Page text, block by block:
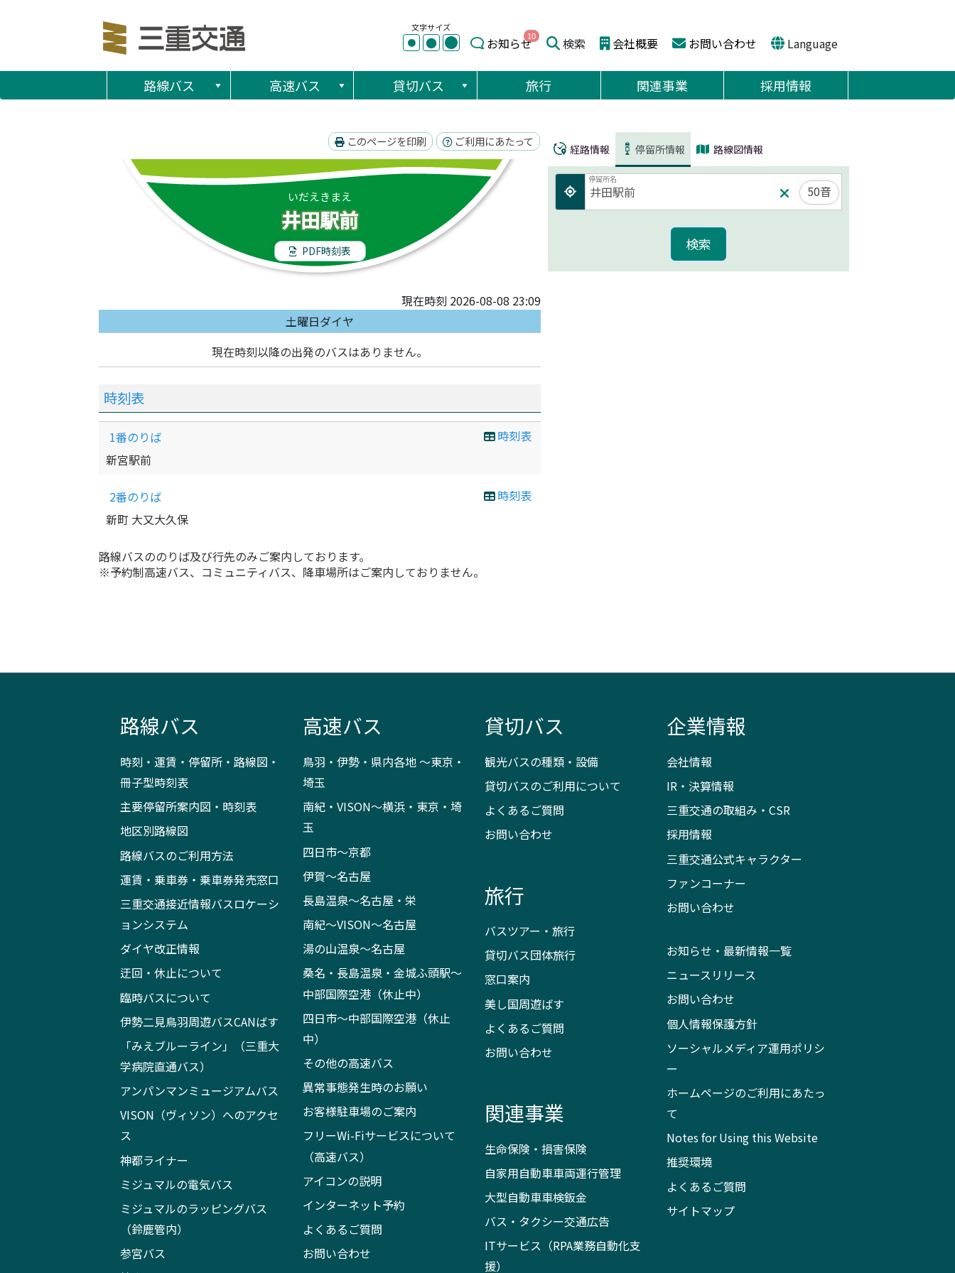
文字サイズ
● ● ● お知らせ10 検索 会社概要 お問い合わせ Language
路線バス 高速バス 貸切バス 旅行 関連事業 採用情報
このページを印刷 ご利用にあたって
いだえきまえ
井田駅前
PDF時刻表
現在時刻 2026-08-08 23:09
土曜日ダイヤ
現在時刻以降の出発のバスはありません。
時刻表
時刻表
1番のりば
新宮駅前
時刻表
2番のりば
新町 大又大久保
路線バスののりば及び行先のみご案内しております。
※予約制高速バス、コミュニティバス、降車場所はご案内しておりません。
経路情報 停留所情報 路線図情報
停留所名
50音
路線バス
時刻・運賃・停留所・路線図・
冊子型時刻表
主要停留所案内図・時刻表
地区別路線図
路線バスのご利用方法
運賃・乗車券・乗車券発売窓口
三重交通接近情報バスロケーシ
ョンシステム
ダイヤ改正情報
迂回・休止について
臨時バスについて
伊勢二見鳥羽周遊バスCANばす
「みえブルーライン」（三重大
学病院直通バス）
アンパンマンミュージアムバス
VISON（ヴィソン）へのアクセ
ス
神都ライナー
ミジュマルの電気バス
ミジュマルのラッピングバス
（鈴鹿管内）
参宮バス
高速バス
鳥羽・伊勢・県内各地 ～東京・
埼玉
南紀・VISON～横浜・東京・埼
玉
四日市～京都
伊賀～名古屋
長島温泉～名古屋・栄
南紀～VISON～名古屋
湯の山温泉～名古屋
桑名・長島温泉・金城ふ頭駅～
中部国際空港（休止中）
四日市～中部国際空港（休止
中）
その他の高速バス
異常事態発生時のお願い
お客様駐車場のご案内
フリーWi-Fiサービスについて
（高速バス）
アイコンの説明
インターネット予約
よくあるご質問
お問い合わせ
貸切バス
観光バスの種類・設備
貸切バスのご利用について
よくあるご質問
お問い合わせ
旅行
バスツアー・旅行
貸切バス団体旅行
窓口案内
美し国周遊ばす
よくあるご質問
お問い合わせ
関連事業
生命保険・損害保険
自家用自動車車両運行管理
大型自動車車検鈑金
バス・タクシー交通広告
ITサービス（RPA業務自動化支
援）
企業情報
会社情報
IR・決算情報
三重交通の取組み・CSR
採用情報
三重交通公式キャラクター
ファンコーナー
お問い合わせ
お知らせ・最新情報一覧
ニュースリリース
お問い合わせ
個人情報保護方針
ソーシャルメディア運用ポリシ
ー
ホームページのご利用にあたっ
て
Notes for Using this Website
推奨環境
よくあるご質問
サイトマップ